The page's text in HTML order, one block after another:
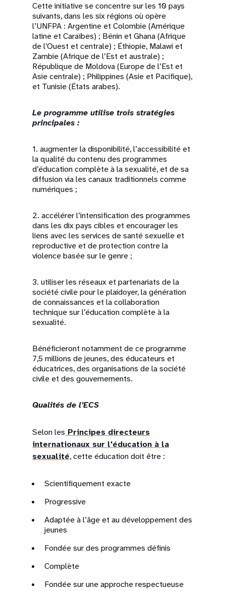
Cette initiative se concentre sur les 10 pays
suivants, dans les six régions où opère
l’UNFPA : Argentine et Colombie (Amérique
latine et Caraïbes) ; Bénin et Ghana (Afrique
de l’Ouest et centrale) ; Éthiopie, Malawi et
Zambie (Afrique de l’Est et australe) ;
République de Moldova (Europe de l’Est et
Asie centrale) ; Philippines (Asie et Pacifique),
et Tunisie (États arabes).
Le programme utilise trois stratégies
principales :
1. augmenter la disponibilité, l’accessibilité et
la qualité du contenu des programmes
d’éducation complète à la sexualité, et de sa
diffusion via les canaux traditionnels comme
numériques ;
2. accélérer l’intensification des programmes
dans les dix pays cibles et encourager les
liens avec les services de santé sexuelle et
reproductive et de protection contre la
violence basée sur le genre ;
3. utiliser les réseaux et partenariats de la
société civile pour le plaidoyer, la génération
de connaissances et la collaboration
technique sur l’éducation complète à la
sexualité.
Bénéficieront notamment de ce programme
7,5 millions de jeunes, des éducateurs et
éducatrices, des organisations de la société
civile et des gouvernements.
Qualités de l’ECS
Selon les Principes directeurs
internationaux sur l'éducation à la
sexualité, cette éducation doit être :
Scientifiquement exacte
Progressive
Adaptée à l’âge et au développement des
jeunes
Fondée sur des programmes définis
Complète
Fondée sur une approche respectueuse